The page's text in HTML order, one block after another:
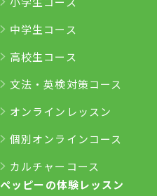
中学生コース
高校生コース
文法・英検対策コース
オンラインレッスン
個別オンラインコース
カルチャーコース
ペッピーの体験レッスン